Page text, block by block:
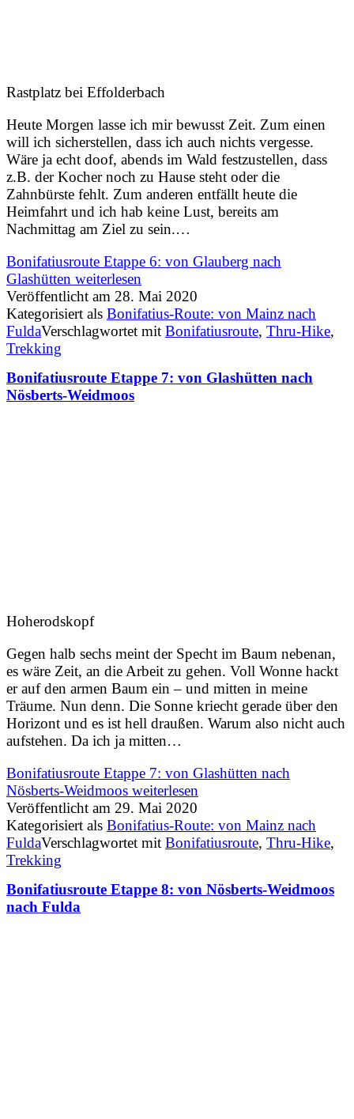
Rastplatz bei Effolderbach
Heute Morgen lasse ich mir bewusst Zeit. Zum einen
will ich sicherstellen, dass ich auch nichts vergesse.
Wäre ja echt doof, abends im Wald festzustellen, dass
z.B. der Kocher noch zu Hause steht oder die
Zahnbürste fehlt. Zum anderen entfällt heute die
Heimfahrt und ich hab keine Lust, bereits am
Nachmittag am Ziel zu sein.…
Bonifatiusroute Etappe 6: von Glauberg nach
Glashütten weiterlesen
Veröffentlicht am 28. Mai 2020
Kategorisiert als Bonifatius-Route: von Mainz nach
FuldaVerschlagwortet mit Bonifatiusroute, Thru-Hike,
Trekking
Bonifatiusroute Etappe 7: von Glashütten nach
Nösberts-Weidmoos
Hoherodskopf
Gegen halb sechs meint der Specht im Baum nebenan,
es wäre Zeit, an die Arbeit zu gehen. Voll Wonne hackt
er auf den armen Baum ein – und mitten in meine
Träume. Nun denn. Die Sonne kriecht gerade über den
Horizont und es ist hell draußen. Warum also nicht auch
aufstehen. Da ich ja mitten…
Bonifatiusroute Etappe 7: von Glashütten nach
Nösberts-Weidmoos weiterlesen
Veröffentlicht am 29. Mai 2020
Kategorisiert als Bonifatius-Route: von Mainz nach
FuldaVerschlagwortet mit Bonifatiusroute, Thru-Hike,
Trekking
Bonifatiusroute Etappe 8: von Nösberts-Weidmoos
nach Fulda